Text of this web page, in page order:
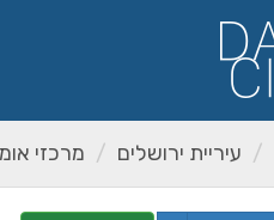
עיריית ירושלים מרכזי